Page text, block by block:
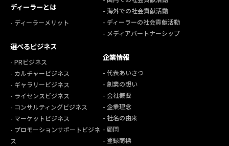
ディーラーとは
- ディーラーメリット
選べるビジネス
- PRビジネス
- カルチャービジネス
- ギャラリービジネス
- ライセンスビジネス
- コンサルティングビジネス
- マーケットビジネス
- プロモーションサポートビジネ
ス
- 海外での社会貢献活動
- ディーラーの社会貢献活動
- メディアパートナーシップ
企業情報
- 代表あいさつ
- 創業の想い
- 会社概要
- 企業理念
- 社名の由来
- 顧問
- 登録商標